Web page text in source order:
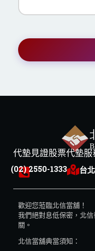
代墊見證股票代墊服
(02) 2550-1333 台
歡迎您蒞臨北信當舖！
我們絕對息低保密，北
關。
北信當舖典當須知：